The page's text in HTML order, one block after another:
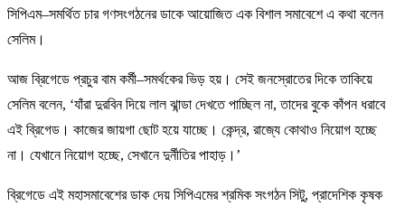
সিপিএম–সমর্থিত চার গণসংগঠনের ডাকে আয়োজিত এক বিশাল সমাবেশে এ কথা বলেন
সেলিম।
আজ ব্রিগেডে প্রচুর বাম কর্মী–সমর্থকের ভিড় হয়। সেই জনস্রোতের দিকে তাকিয়ে
সেলিম বলেন, ‘যাঁরা দুরবিন দিয়ে লাল ঝান্ডা দেখতে পাচ্ছিল না, তাদের বুকে কাঁপন ধরাবে
এই ব্রিগেড। কাজের জায়গা ছোট হয়ে যাচ্ছে। কেন্দ্র, রাজ্যে কোথাও নিয়োগ হচ্ছে
না। যেখানে নিয়োগ হচ্ছে, সেখানে দুর্নীতির পাহাড়।’
ব্রিগেডে এই মহাসমাবেশের ডাক দেয় সিপিএমের শ্রমিক সংগঠন সিটু, প্রাদেশিক কৃষক